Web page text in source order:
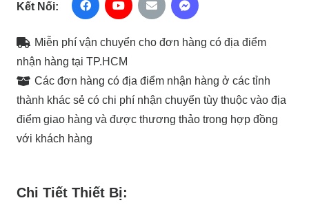
Kết Nối:
Miễn phí vận chuyển cho đơn hàng có địa điểm
nhận hàng tại TP.HCM
Các đơn hàng có địa điểm nhận hàng ở các tỉnh
thành khác sẻ có chi phí nhận chuyển tùy thuộc vào địa
điểm giao hàng và được thương thảo trong hợp đồng
với khách hàng
Chi Tiết Thiết Bị: